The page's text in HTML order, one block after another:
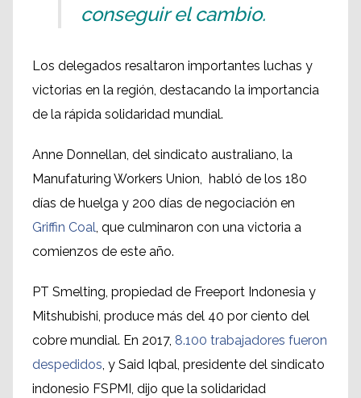
conseguir el cambio.
Los delegados resaltaron importantes luchas y
victorias en la región, destacando la importancia
de la rápida solidaridad mundial.
Anne Donnellan, del sindicato australiano, la
Manufaturing Workers Union, habló de los 180
días de huelga y 200 días de negociación en
Griffin Coal, que culminaron con una victoria a
comienzos de este año.
PT Smelting, propiedad de Freeport Indonesia y
Mitshubishi, produce más del 40 por ciento del
cobre mundial. En 2017, 8.100 trabajadores fueron
despedidos, y Said Iqbal, presidente del sindicato
indonesio FSPMI, dijo que la solidaridad